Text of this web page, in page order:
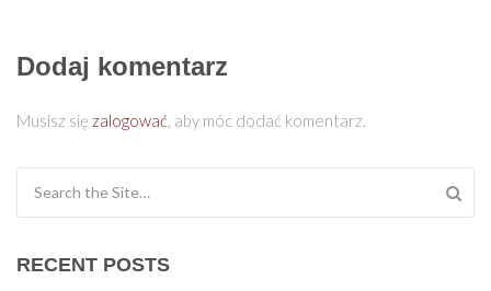
Dodaj komentarz
Musisz się zalogować, aby móc dodać komentarz.
RECENT POSTS